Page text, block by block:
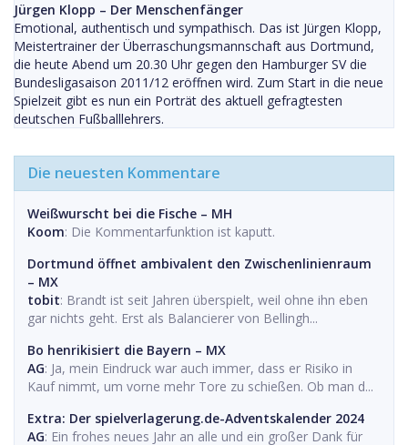
Jürgen Klopp – Der Menschenfänger
Emotional, authentisch und sympathisch. Das ist Jürgen Klopp,
Meistertrainer der Überraschungsmannschaft aus Dortmund,
die heute Abend um 20.30 Uhr gegen den Hamburger SV die
Bundesligasaison 2011/12 eröffnen wird. Zum Start in die neue
Spielzeit gibt es nun ein Porträt des aktuell gefragtesten
deutschen Fußballlehrers.
Die neuesten Kommentare
Weißwurscht bei die Fische – MH
Koom: Die Kommentarfunktion ist kaputt.
Dortmund öffnet ambivalent den Zwischenlinienraum
– MX
tobit: Brandt ist seit Jahren überspielt, weil ohne ihn eben
gar nichts geht. Erst als Balancierer von Bellingh...
Bo henrikisiert die Bayern – MX
AG: Ja, mein Eindruck war auch immer, dass er Risiko in
Kauf nimmt, um vorne mehr Tore zu schießen. Ob man d...
Extra: Der spielverlagerung.de-Adventskalender 2024
AG: Ein frohes neues Jahr an alle und ein großer Dank für